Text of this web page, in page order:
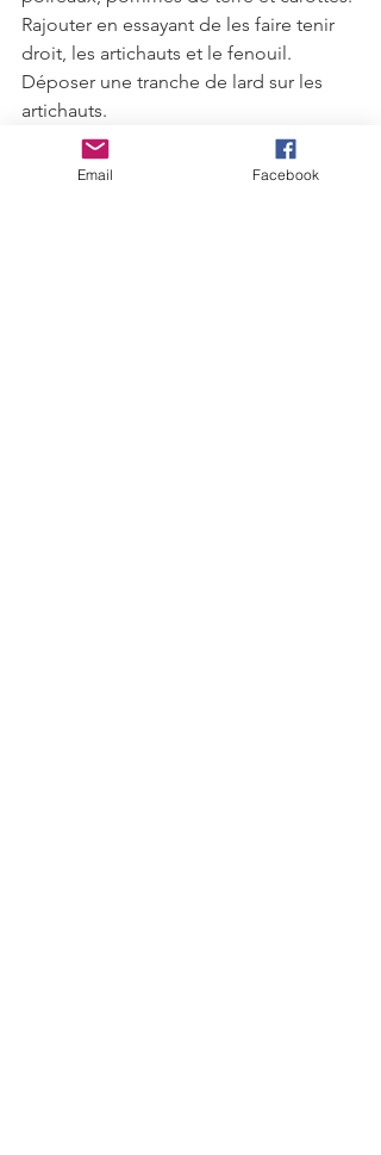
Rajouter en essayant de les faire tenir
droit, les artichauts et le fenouil.
Déposer une tranche de lard sur les
artichauts.
·      Filtrer le bouillon et le verser dans
l’assiette.
Email Facebook